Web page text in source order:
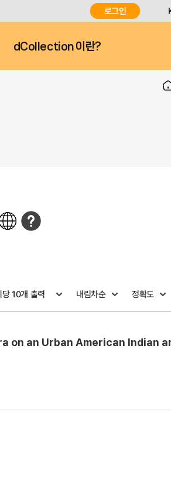
로그인
dCollection 이란?
on an Urban American Indian